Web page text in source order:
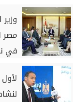
مصر
في